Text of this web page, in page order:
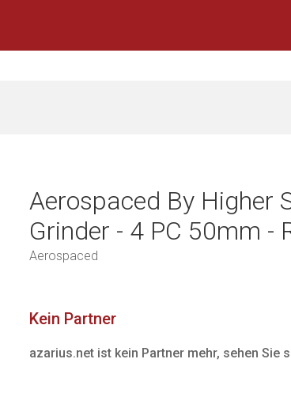
Aerospaced By Higher
Grinder - 4 PC 50mm -
Aerospaced
Kein Partner
azarius.net ist kein Partner mehr, sehen Sie